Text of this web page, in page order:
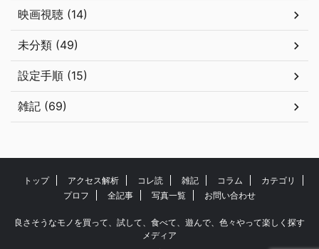
映画視聴 (14)
未分類 (49)
設定手順 (15)
雑記 (69)
トップ アクセス解析 コレ読 雑記 コラム
カテゴリ
プロフ
全記事 写真一覧 お問い合わせ
良さそうなモノを買って、試して、食べて、遊んで、色々やって楽しく探す
メディア